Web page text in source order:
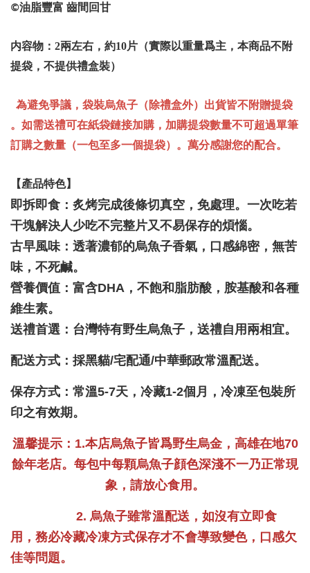
©️油脂豐富 齒間回甘
内容物：2兩左右，約10片（實際以重量爲主，本商品不附
提袋，不提供禮盒裝）
為避免爭議，袋裝烏魚子（除禮盒外）出貨皆不附贈提袋
。如需送禮可在紙袋鏈接加購，加購提袋數量不可超過單筆
訂購之數量（一包至多一個提袋）。萬分感謝您的配合。
【產品特色】
即拆即食：炙烤完成後條切真空，免處理。一次吃若
干塊解決人少吃不完整片又不易保存的煩惱。
古早風味：透著濃郁的烏魚子香氣，口感綿密，無苦
味，不死鹹。
營養價值：富含DHA，不飽和脂肪酸，胺基酸和各種
維生素。
送禮首選：台灣特有野生烏魚子，送禮自用兩相宜。
配送方式：採黑貓/宅配通/中華郵政常溫配送。
保存方式：常溫5-7天，冷藏1-2個月，冷凍至包裝所
印之有效期。
溫馨提示：1.本店烏魚子皆爲野生烏金，高雄在地70
餘年老店。每包中每顆烏魚子顔色深淺不一乃正常現
象，請放心食用。
2. 烏魚子雖常溫配送，如沒有立即食
用，務必冷藏冷凍方式保存才不會導致變色，口感欠
佳等問題。